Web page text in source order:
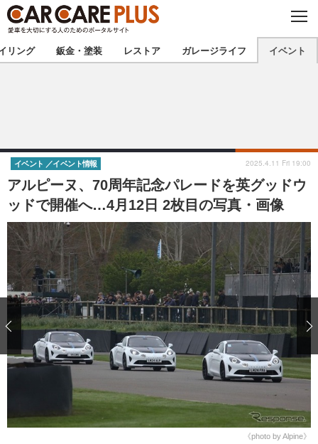
C
O
S
E
★カーケアプラス認定★ 厳選プロショップを地域から探す
甲信越 北陸
東海 関西
中国 四国
九州 沖縄
注目の記事
ショップレポート 愛車 File
自動車豆知識 ストップ！不具合修理＆粗悪修理
鈑金・塗装
ディテイリング
ディテイリング 洗車
ヘッドライト磨き コーティング
鈑金・塗装
小キズ直し 防錆
カーメーカー「旧車」関連プロジェ
クト
リング 鈑金・塗装 レストア ガレージライフ イベント
アルピーヌ、70周年記念パレードを英グッドウ
ッドで開催へ…4月12日 2枚目の写真・画像
イベント イベント情報 2025.4.11 Fri 19:00
《photo by Alpine》